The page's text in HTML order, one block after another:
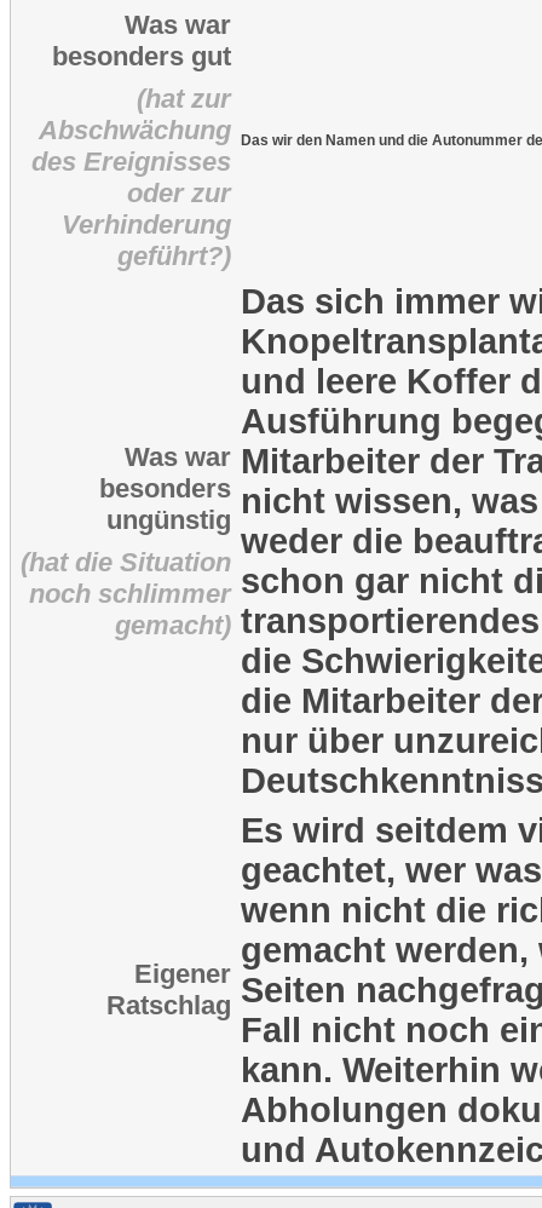
Was war
besonders gut
(hat zur
Abschwächung
des Ereignisses
oder zur
Verhinderung
geführt?)
Das wir den Namen und die Autonummer
Was war
besonders
ungünstig
(hat die Situation
noch schlimmer
gemacht)
Das sich immer
und leere Koffer
Ausführung
Mitarbeiter der
nicht wissen,
weder die
schon gar nicht
die
die Mitarbeiter
nur über
Eigener
Ratschlag
Es wird seitdem
geachtet, wer
wenn nicht die
gemacht
Seiten
Fall nicht noch
kann. Weiterhin
Abholungen
und